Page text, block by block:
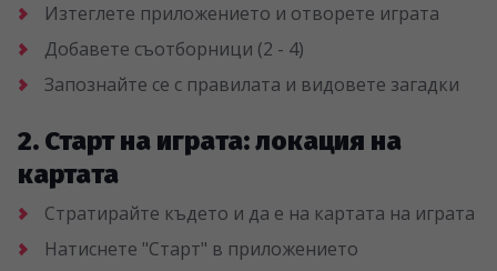
Изтеглете приложението и отворете играта
Добавете съотборници (2 - 4)
Запознайте се с правилата и видовете загадки
2. Старт на играта: локация на
картата
Стратирайте където и да е на картата на играта
Натиснете "Старт" в приложението